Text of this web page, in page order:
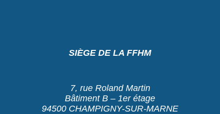
SIÈGE DE LA FFHM
7, rue Roland Martin
Bâtiment B – 1er étage
94500 CHAMPIGNY-SUR-MARNE